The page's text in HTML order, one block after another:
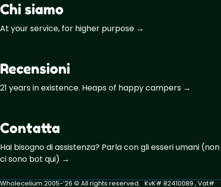
Chi siamo
At your service, for higher purpose →
Recensioni
21 years in existence. Heaps of happy campers →
Contatta
Hai bisogno di assistenza? Parla con gli esseri umani (non
ci sono bot qui) →
Wholecelium 2005-’26 ©️ All rights reserved. KvK# 82410089 , Vat#